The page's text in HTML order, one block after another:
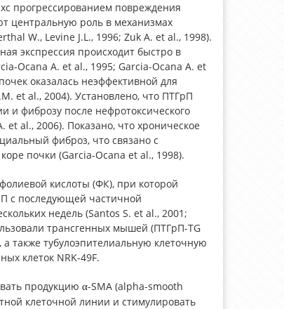
прогрессированием повреждения
центральную роль в механизмах
W., Levine J.L., 1996; Zuk A. et al., 1998).
экспрессия происходит быстро в
Ocana A. et al., 1995; Garcia-Ocana A. et
оказалась неэффективной для
et al., 2004). Установлено, что ПТГрП
и фиброзу после нефротоксического
al., 2006). Показано, что хроническое
фиброз, что связано с
почки (Garcia-Ocana et al., 1998).
кислоты (ФК), при которой
с последующей частичной
недель (Santos S. et al., 2001;
трансгенных мышей (ПТГрП-TG
также тубулоэпителиальную клеточную
клеток NRK-49F.
продукцию α-SMA (alpha-smooth
клеточной линии и стимулировать